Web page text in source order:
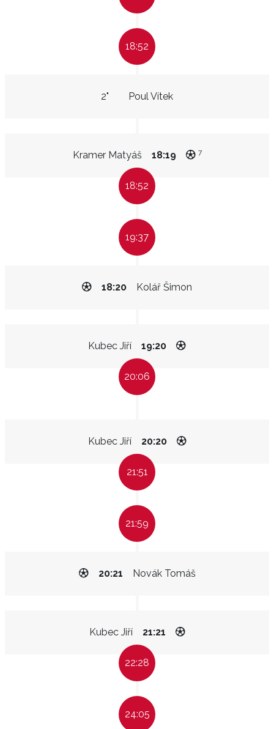
18:52
Poul Vítek
2"
Kramer Matyáš 18:19 7
18:52
19:37
Kolář Šimon
18:20
Kubec Jiří 19:20
20:06
Kubec Jiří 20:20
21:51
21:59
Novák Tomáš
20:21
Kubec Jiří 21:21
22:28
24:05